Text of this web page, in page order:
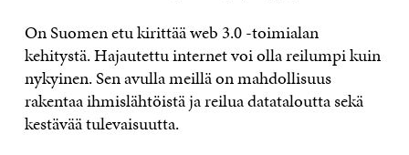
On Suomen etu kirittää web 3.0 -toimialan
kehitystä. Hajautettu internet voi olla reilumpi kuin
nykyinen. Sen avulla meillä on mahdollisuus
rakentaa ihmislähtöistä ja reilua datataloutta sekä
kestävää tulevaisuutta.